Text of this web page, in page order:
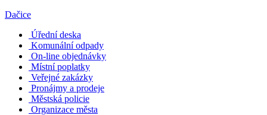
Dačice
Úřední deska
Komunální odpady
On-line objednávky
Místní poplatky
Veřejné zakázky
Pronájmy a prodeje
Městská policie
Organizace města